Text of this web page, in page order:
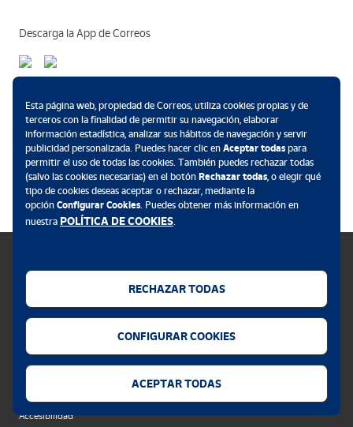
Descarga la App de Correos
Política de cookies
Privacidad web
Accesibilidad
Esta página web, propiedad de Correos, utiliza cookies propias y de
terceros con la finalidad de permitir su navegación, elaborar
información estadística, analizar sus hábitos de navegación y servir
publicidad personalizada. Puedes hacer clic en Aceptar todaspara
permitir el uso de todas las cookies. También puedes rechazar todas
(salvo las cookies necesarias) en el botón Rechazar todas, o elegir qué
tipo de cookies deseas aceptar o rechazar, mediante la
opción Configurar Cookies. Puedes obtener más información en
nuestra POLÍTICA DE COOKIES.
RECHAZAR TODAS
CONFIGURAR COOKIES
ACEPTAR TODAS